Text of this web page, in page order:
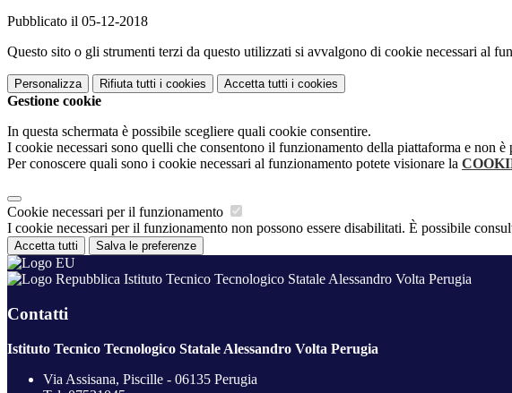
Pubblicato il 05-12-2018
Questo sito o gli strumenti terzi da questo utilizzati si avvalgono di cookie necessari al
Personalizza Rifiuta tutti i cookies Accetta tutti i cookies
Gestione cookie
In questa schermata è possibile scegliere quali cookie consentire.
I cookie necessari sono quelli che consentono il funzionamento della piattaforma e non
Per conoscere quali sono i cookie necessari al funzionamento potete visionare la
Cookie necessari per il funzionamento
I cookie necessari per il funzionamento non possono essere disabilitati. È possibile
Accetta tutti Salva le preferenze
Istituto Tecnico Tecnologico Statale Alessandro Volta Perugia
Contatti
Istituto Tecnico Tecnologico Statale Alessandro Volta Perugia
Via Assisana, Piscille - 06135 Perugia